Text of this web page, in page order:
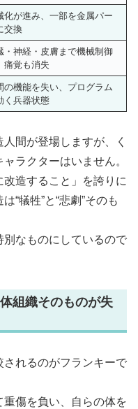
化が進み、一部を金属パー
交換
・神経・皮膚まで機械制御
痛覚も消失
の機能を失い、プログラム
く兵器状態
間が登場しますが、く
ラクターはいません。
造すること」を誇りに
“犠牲”と“悲劇”そのも
なものにしているので
組織そのものが失
されるのがフランキーで
傷を負い、自らの体を